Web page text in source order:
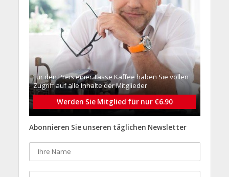
Für den Preis einer Tasse Kaffee haben Sie vollen
Zugriff auf alle Inhalte der Mitglieder
Werden Sie Mitglied für nur €6.90
Abonnieren Sie unseren täglichen Newsletter